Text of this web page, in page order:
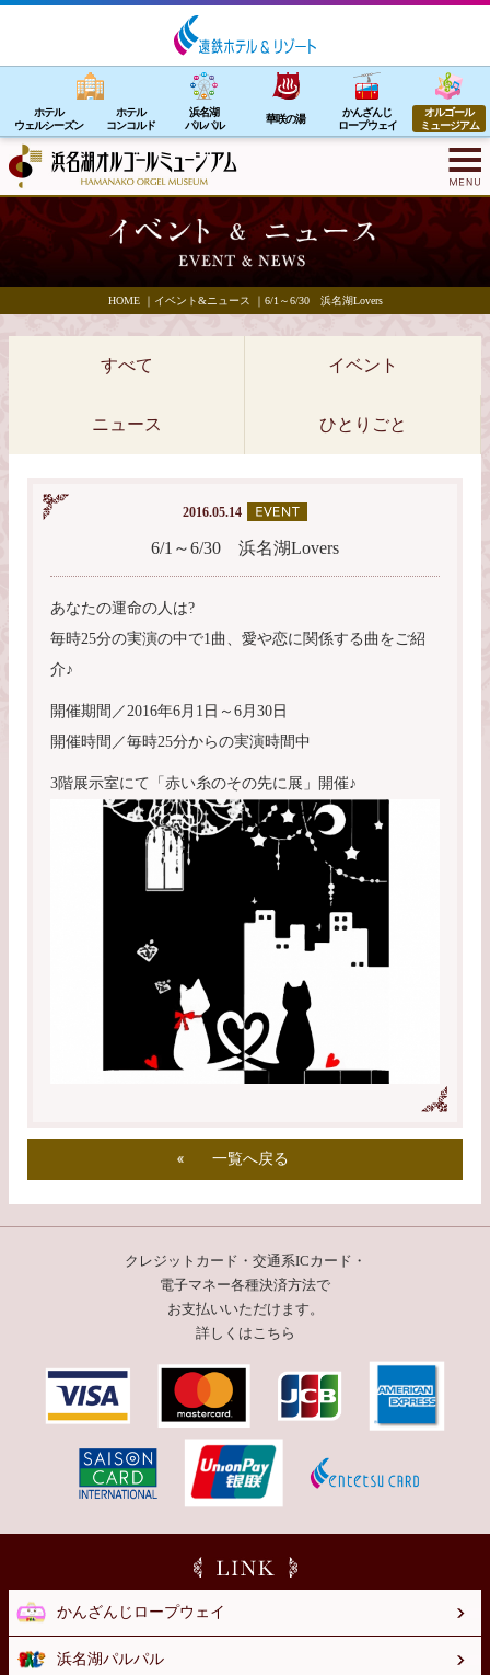
ホテル
ウェルシーズン
ホテル
コンコルド
浜名湖
パルパル
華咲の湯
かんざんじ
ロープウェイ
オルゴール
ミュージアム
HOME｜ イベント&ニュース ｜ 6/1～6/30 浜名湖Lovers
すべて イベント
ニュース ひとりごと
2016.05.14
6/1～6/30 浜名湖Lovers
あなたの運命の人は?
毎時25分の実演の中で1曲、愛や恋に関係する曲をご紹
介♪
開催期間／2016年6月1日～6月30日
開催時間／毎時25分からの実演時間中
3階展示室にて「赤い糸のその先に展」開催♪
一覧へ戻る
クレジットカード・交通系ICカード・
電子マネー各種決済方法で
お支払いいただけます。
詳しくはこちら
かんざんじロープウェイ
浜名湖パルパル